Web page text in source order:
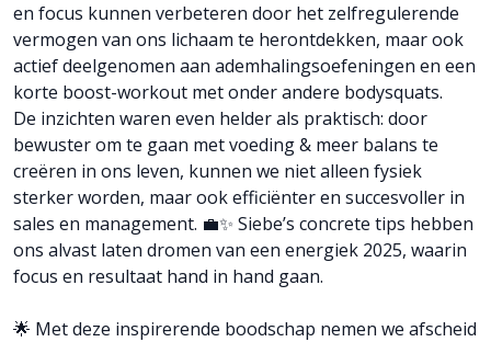
en focus kunnen verbeteren door het zelfregulerende
vermogen van ons lichaam te herontdekken, maar ook
actief deelgenomen aan ademhalingsoefeningen en een
korte boost-workout met onder andere bodysquats.
De inzichten waren even helder als praktisch: door
bewuster om te gaan met voeding & meer balans te
creëren in ons leven, kunnen we niet alleen fysiek
sterker worden, maar ook efficiënter en succesvoller in
sales en management. 💼✨ Siebe’s concrete tips hebben
ons alvast laten dromen van een energiek 2025, waarin
focus en resultaat hand in hand gaan.
🌟 Met deze inspirerende boodschap nemen we afscheid